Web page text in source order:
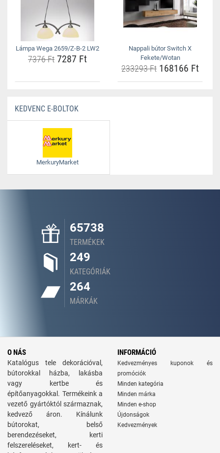
Lámpa Wega 2659/Z-B-2 LW2
7376 Ft 7287 Ft
Nappali bútor Switch X
Fekete/Wotan
233293 Ft 168166 Ft
KEDVENC E-BOLTOK
MerkuryMarket
65738
TERMÉKEK
249
KATEGÓRIÁK
264
MÁRKÁK
O NÁS
Katalógus tele dekorációval,
bútorokkal házba, lakásba
vagy kertbe és
építőanyagokkal. Termékeink a
vezető gyártóktól származnak,
kedvező áron. Kínálunk
bútorokat, belső
berendezéseket, kerti
felszereléseket, kert- és
INFORMÁCIÓ
Kedvezményes kuponok és
promóciók
Minden kategória
Minden márka
Minden e-shop
Újdonságok
Kedvezmények